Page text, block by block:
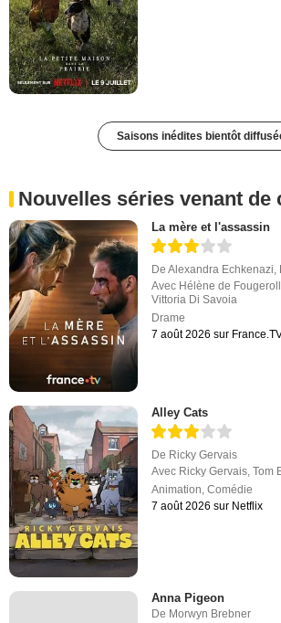
Saisons inédites bientôt
Nouvelles séries venant de
La mère et l'assassin
DeAlexandra Echkenazi,
Avec Hélène de
Vittoria Di Savoia
Drame
7 août 2026 sur
Alley Cats
De Ricky Gervais
Avec Ricky Gervais,Tom
Animation,Comédie
7 août 2026 sur Netflix
Anna Pigeon
De Morwyn Brebner